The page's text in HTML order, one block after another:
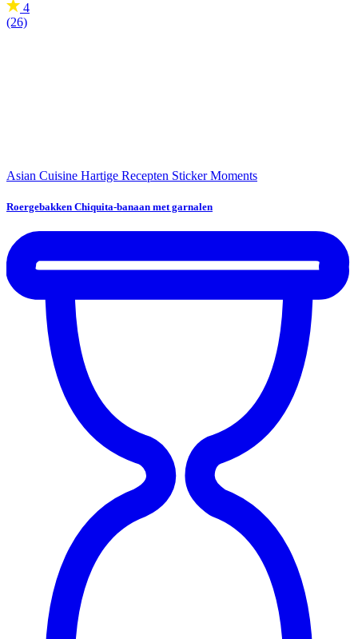
4
(26)
Asian Cuisine Hartige Recepten Sticker Moments
Roergebakken Chiquita-banaan met garnalen